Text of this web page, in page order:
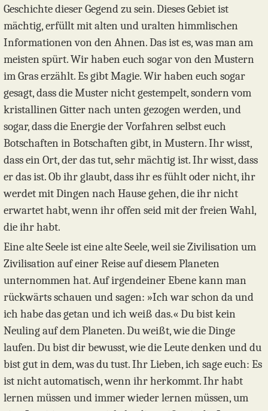
Geschichte dieser Gegend zu sein. Dieses Gebiet ist
mächtig, erfüllt mit alten und uralten himmlischen
Informationen von den Ahnen. Das ist es, was man am
meisten spürt. Wir haben euch sogar von den Mustern
im Gras erzählt. Es gibt Magie. Wir haben euch sogar
gesagt, dass die Muster nicht gestempelt, sondern vom
kristallinen Gitter nach unten gezogen werden, und
sogar, dass die Energie der Vorfahren selbst euch
Botschaften in Botschaften gibt, in Mustern. Ihr wisst,
dass ein Ort, der das tut, sehr mächtig ist. Ihr wisst, dass
er das ist. Ob ihr glaubt, dass ihr es fühlt oder nicht, ihr
werdet mit Dingen nach Hause gehen, die ihr nicht
erwartet habt, wenn ihr offen seid mit der freien Wahl,
die ihr habt.
Eine alte Seele ist eine alte Seele, weil sie Zivilisation um
Zivilisation auf einer Reise auf diesem Planeten
unternommen hat. Auf irgendeiner Ebene kann man
rückwärts schauen und sagen: »Ich war schon da und
ich habe das getan und ich weiß das.« Du bist kein
Neuling auf dem Planeten. Du weißt, wie die Dinge
laufen. Du bist dir bewusst, wie die Leute denken und du
bist gut in dem, was du tust. Ihr Lieben, ich sage euch: Es
ist nicht automatisch, wenn ihr herkommt. Ihr habt
lernen müssen und immer wieder lernen müssen, um